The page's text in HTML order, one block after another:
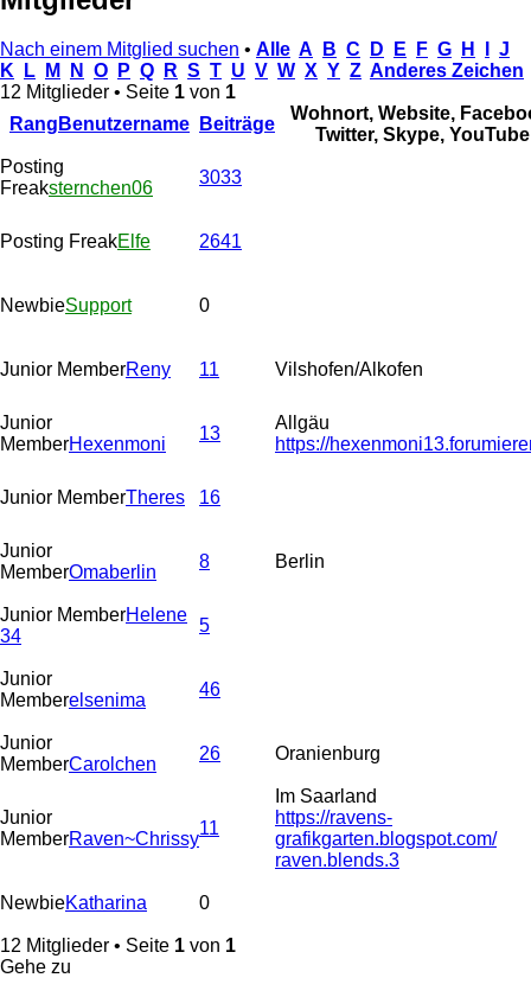
Nach einem Mitglied suchen • Alle A B C D E F G H
J
K
L M N O P Q R S T U V W X Y Z Anderes Zeichen
12 Mitglieder • Seite 1 von 1
Rang Benutzername Beiträge
Wohnort, Website,
Twitter, Skype, YouTube
Posting
Freaksternchen06
3033
Posting FreakElfe 2641
NewbieSupport 0
Junior MemberReny 11 Vilshofen/Alkofen
Junior
MemberHexenmoni
13
Allgäu
https://
Junior MemberTheres 16
Junior
MemberOmaberlin
8 Berlin
Junior MemberHelene
34
5
Junior
Memberelsenima
46
Junior
MemberCarolchen
26 Oranienburg
Junior
MemberRaven~Chrissy
11
Im Saarland
https://ravens-
grafikgarten.blogspot.com/
raven.blends.3
NewbieKatharina 0
12 Mitglieder • Seite 1 von 1
Gehe zu